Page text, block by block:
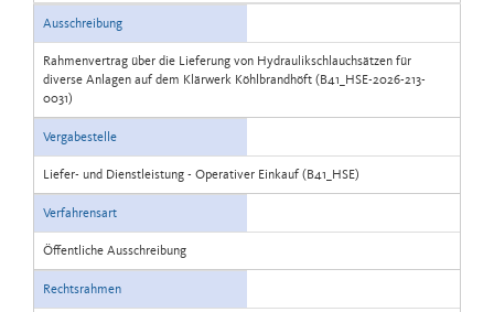
Ausschreibung
Rahmenvertrag über die Lieferung von Hydraulikschlauchsätzen für
diverse Anlagen auf dem Klärwerk Köhlbrandhöft (B41_HSE-2026-213-
0031)
Vergabestelle
Liefer- und Dienstleistung - Operativer Einkauf (B41_HSE)
Verfahrensart
Öffentliche Ausschreibung
Rechtsrahmen